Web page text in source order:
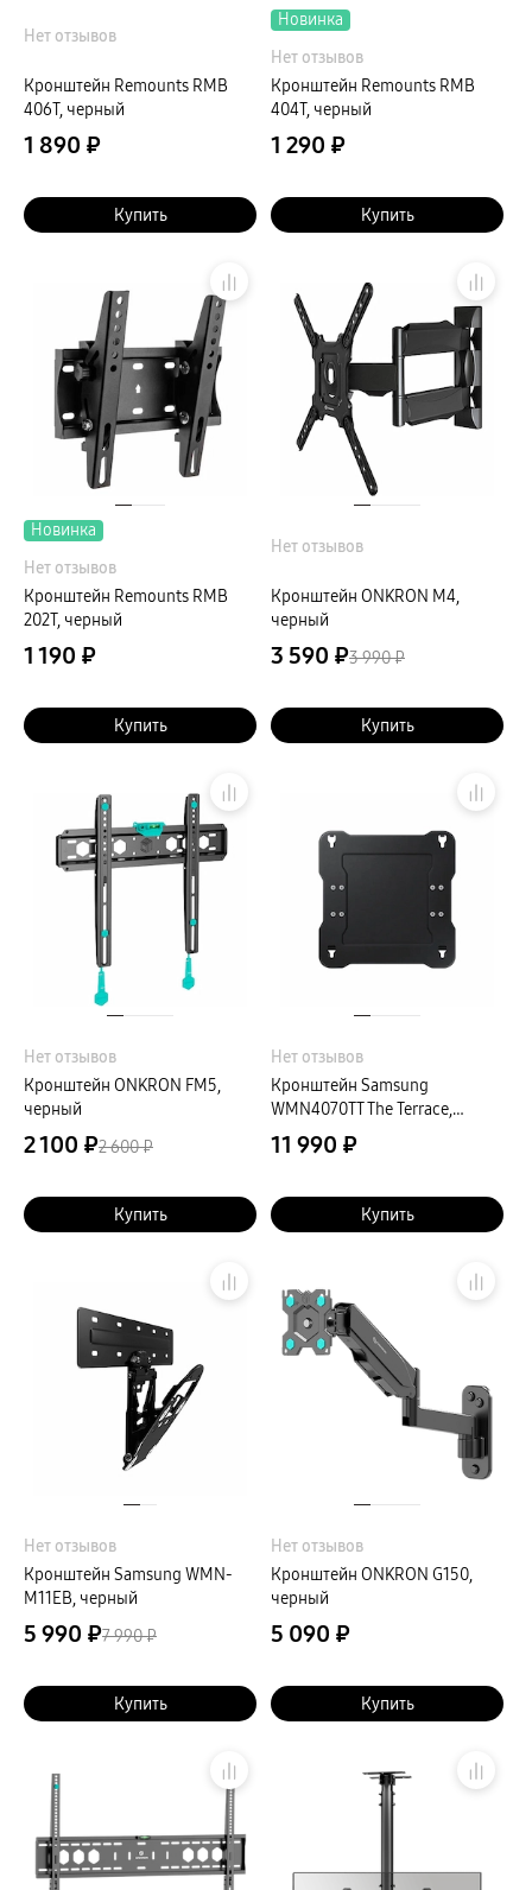
Нет отзывов
Кронштейн Remounts RMB
406T, черный
1 890 ₽
Купить
Новинка
Нет отзывов
Кронштейн Remounts RMB
404T, черный
1 290 ₽
Купить
Новинка
Нет отзывов
Кронштейн Remounts RMB
202T, черный
1 190 ₽
Купить
Нет отзывов
Кронштейн ONKRON M4,
черный
3 590 ₽3 990 ₽
Купить
Нет отзывов
Кронштейн ONKRON FM5,
черный
2 100 ₽2 600 ₽
Купить
Нет отзывов
Кронштейн Samsung
WMN4070TT The Terrace,
черный
11 990 ₽
Купить
Нет отзывов
Кронштейн Samsung WMN-
M11EB, черный
5 990 ₽7 990 ₽
Купить
Нет отзывов
Кронштейн ONKRON G150,
черный
5 090 ₽
Купить